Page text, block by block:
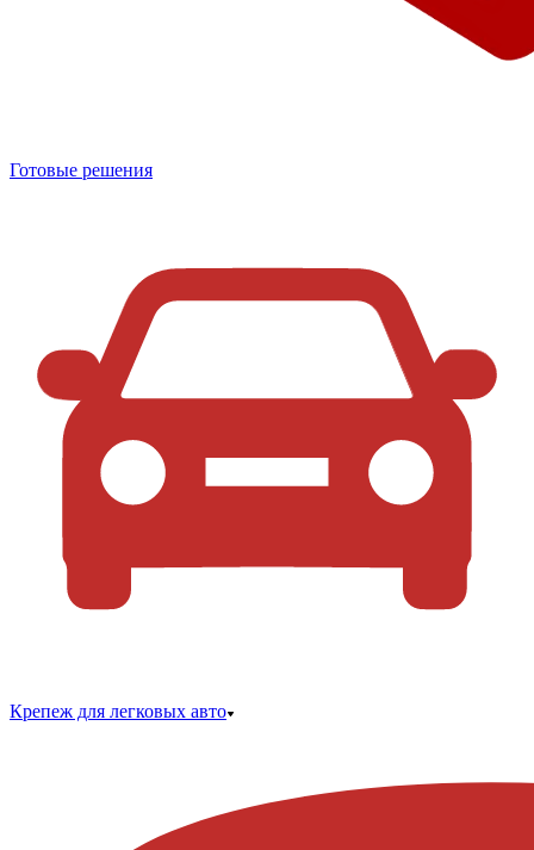
Готовые решения
Крепеж для легковых авто